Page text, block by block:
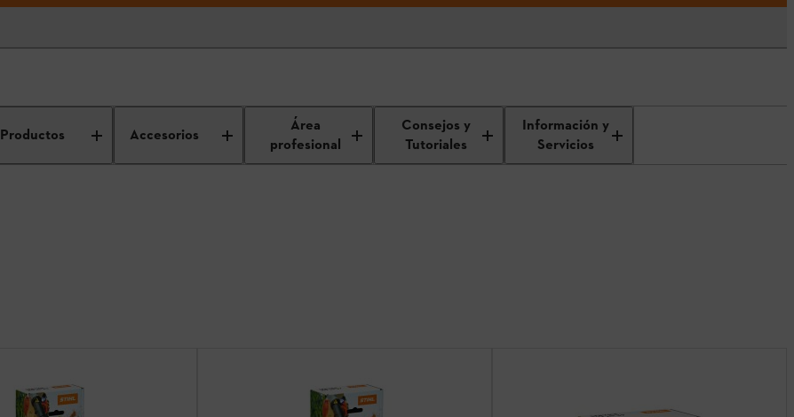
Productos Accesorios
Área
profesional
Consejos y
Tutoriales
Información y
Servicios